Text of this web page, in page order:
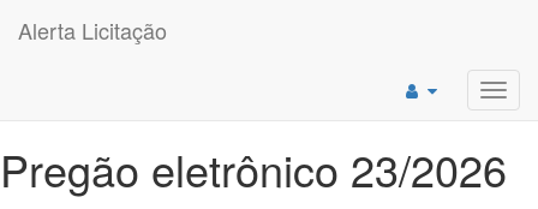
Alerta Licitação
Pregão eletrônico 23/2026